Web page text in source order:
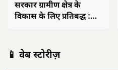
सरकार ग्रामीण क्षेत्र के
विकास के लिए प्रतिबद्ध :
📱 वेब स्टोरीज़